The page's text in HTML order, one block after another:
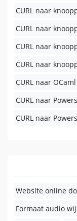
CURL naar
CURL naar
CURL naar
CURL naar
CURL naar OCaml
CURL naar
CURL naar
Website online
Formaat audio